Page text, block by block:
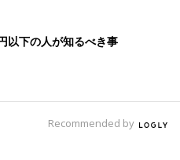
以下の人が知るべき事
Recommended by